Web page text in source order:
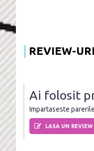
REVIEW-URI
Ai folosit
Impartaseste
LASA UN REVIEW